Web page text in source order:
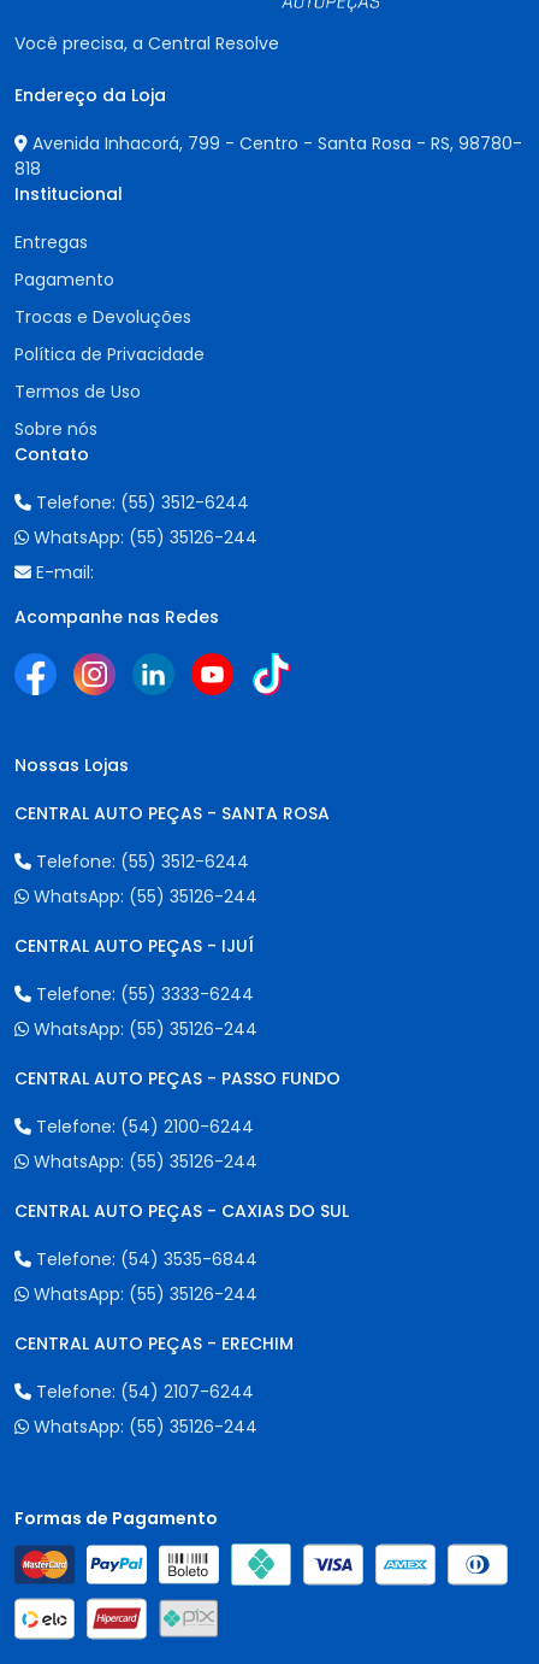
Você precisa, a Central Resolve
Endereço da Loja
Avenida Inhacorá, 799 - Centro - Santa Rosa - RS, 98780-
818
Institucional
Entregas
Pagamento
Trocas e Devoluções
Política de Privacidade
Termos de Uso
Sobre nós
Contato
Telefone: (55) 3512-6244
WhatsApp: (55) 35126-244
E-mail:
Acompanhe nas Redes
Nossas Lojas
CENTRAL AUTO PEÇAS - SANTA ROSA
Telefone: (55) 3512-6244
WhatsApp: (55) 35126-244
CENTRAL AUTO PEÇAS - IJUÍ
Telefone: (55) 3333-6244
WhatsApp: (55) 35126-244
CENTRAL AUTO PEÇAS - PASSO FUNDO
Telefone: (54) 2100-6244
WhatsApp: (55) 35126-244
CENTRAL AUTO PEÇAS - CAXIAS DO SUL
Telefone: (54) 3535-6844
WhatsApp: (55) 35126-244
CENTRAL AUTO PEÇAS - ERECHIM
Telefone: (54) 2107-6244
WhatsApp: (55) 35126-244
Formas de Pagamento